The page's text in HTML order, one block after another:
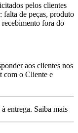
pelos clientes
falta de peças, produto
fora do
aos clientes nos
com o Cliente e
entrega. Saiba mais